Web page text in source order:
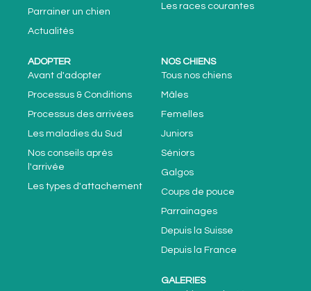
Parrainer un chien
Actualités
Les races courantes
ADOPTER
Avant d'adopter
Processus & Conditions
Processus des arrivées
Les maladies du Sud
Nos conseils après
l'arrivée
Les types d'attachement
NOS CHIENS
Tous nos chiens
Mâles
Femelles
Juniors
Séniors
Galgos
Coups de pouce
Parrainages
Depuis la Suisse
Depuis la France
GALERIES